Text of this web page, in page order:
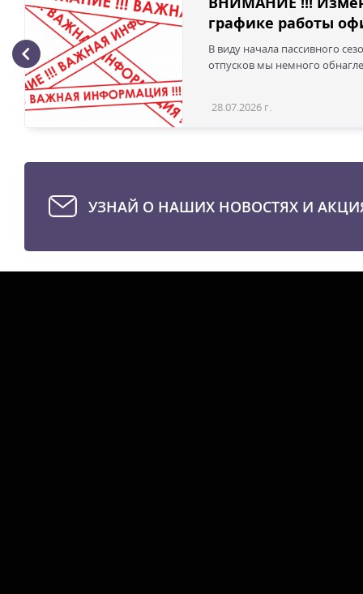
графике работы
В виду начала пассивного
отпусков мы немного
28.07.2026 г.
УЗНАЙ О НАШИХ НОВОСТЯХ И